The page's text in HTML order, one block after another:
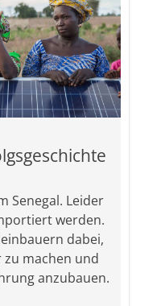
Senegal. Leider
werden.
dabei,
machen und
anzubauen.